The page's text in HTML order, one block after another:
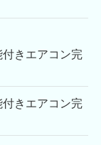
きエアコン完
きエアコン完